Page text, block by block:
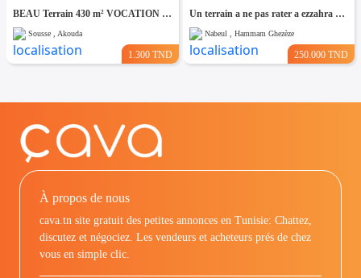
BEAU Terrain 430 m² VOCATION R+3 hergla, 2éme position de la mer
Sousse , Akouda
1.300 TND
Un terrain a ne pas rater a ezzahra kelibia
Nabeul , Hammam Ghezèze
250.000 TND
À propos de nous
cava.tn site gratuit des petites annonces en Tunisie: Chattez,
discutez et négociez. Les vendeurs et acheteurs prés de chez
vous en simple clic.